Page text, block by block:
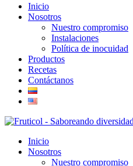
Inicio
Nosotros
Nuestro compromiso
Instalaciones
Política de inocuidad
Productos
Recetas
Contáctanos
Inicio
Nosotros
Nuestro compromiso